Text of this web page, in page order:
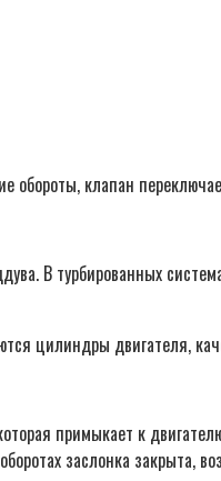
обороты, клапан
В турбированных
цилиндры двигателя,
примыкает к
заслонка закрыта,